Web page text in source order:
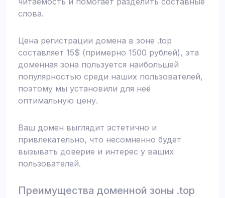
слова.
Цена регистрации домена в зоне .top
составляет 15$ (примерно 1500 рублей), эта
доменная зона пользуется наибольшей
популярностью среди наших пользователей,
поэтому мы установили для неё
оптимальную цену.
Ваш домен выглядит эстетично и
привлекательно, что несомненно будет
вызывать доверие и интерес у ваших
пользователей.
Преимущества доменной зоны .top